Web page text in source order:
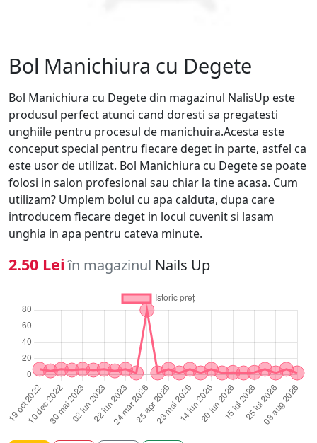
Bol Manichiura cu Degete
Bol Manichiura cu Degete din magazinul NalisUp este
produsul perfect atunci cand doresti sa pregatesti
unghiile pentru procesul de manichuira.Acesta este
conceput special pentru fiecare deget in parte, astfel ca
este usor de utilizat. Bol Manichiura cu Degete se poate
folosi in salon profesional sau chiar la tine acasa. Cum
utilizam? Umplem bolul cu apa calduta, dupa care
introducem fiecare deget in locul cuvenit si lasam
unghia in apa pentru cateva minute.
2.50 Lei în magazinul Nails Up